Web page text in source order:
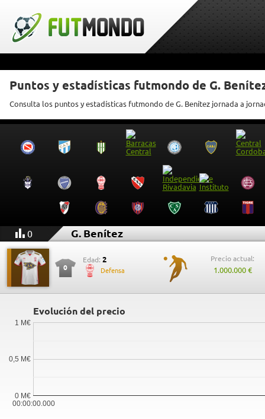
Puntos y estadísticas futmondo de G.
Consulta los puntos y estadísticas futmondo de G. Benítez jornada a
0 G. Benítez
0
Edad: 2
Defensa
Precio actual:
1.000.000 €
Evolución del precio
00:00:00.000
0 M€
0,5 M€
1 M€